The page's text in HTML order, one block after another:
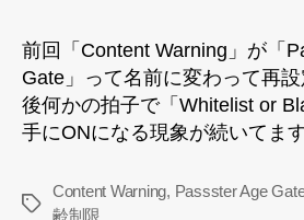
の
前回「Content Warning」が「
Gate」って名前に変わって再
後何かの拍子で「Whitelist or
手にONになる現象が続いてま
タ
Content Warning, Passster Age
齢制限